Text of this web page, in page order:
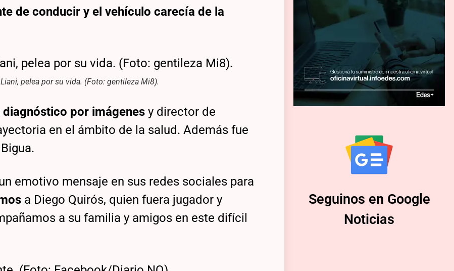
de conducir y el vehículo carecía de la
pelea por su vida. (Foto: gentileza Mi8).
por imágenes y director de
en el ámbito de la salud. Además fue
Bigua.
emotivo mensaje en sus redes sociales para
a Diego Quirós, quien fuera jugador y
a su familia y amigos en este difícil
Seguinos en Google
Noticias